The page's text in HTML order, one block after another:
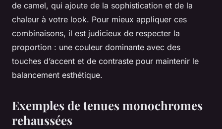
de camel, qui ajoute de la sophistication et de la
chaleur à votre look. Pour mieux appliquer ces
combinaisons, il est judicieux de respecter la
proportion : une couleur dominante avec des
touches d’accent et de contraste pour maintenir le
balancement esthétique.
Exemples de tenues monochromes
rehaussées